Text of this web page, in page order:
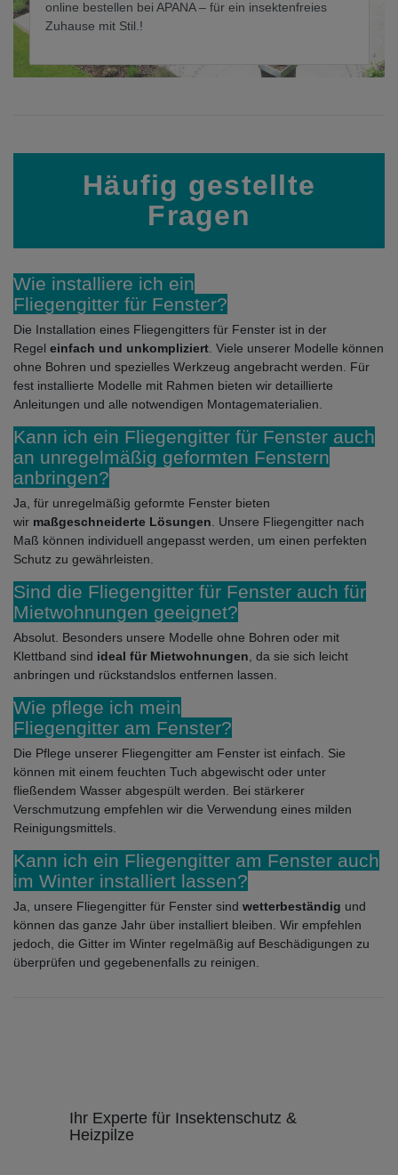
online bestellen bei APANA – für ein insektenfreies
Zuhause mit Stil.!
Häufig gestellte
Fragen
Wie installiere ich ein
Fliegengitter für Fenster?
Die Installation eines Fliegengitters für Fenster ist in der
Regel einfach und unkompliziert . Viele unserer Modelle können
ohne Bohren und spezielles Werkzeug angebracht werden. Für
fest installierte Modelle mit Rahmen bieten wir detaillierte
Anleitungen und alle notwendigen Montagematerialien.
Kann ich ein Fliegengitter für Fenster auch
an unregelmäßig geformten Fenstern
anbringen?
Ja, für unregelmäßig geformte Fenster bieten
wir maßgeschneiderte Lösungen . Unsere Fliegengitter nach
Maß können individuell angepasst werden, um einen perfekten
Schutz zu gewährleisten.
Sind die Fliegengitter für Fenster auch für
Mietwohnungen geeignet?
Absolut. Besonders unsere Modelle ohne Bohren oder mit
Klettband sind ideal für Mietwohnungen , da sie sich leicht
anbringen und rückstandslos entfernen lassen.
Wie pflege ich mein
Fliegengitter am Fenster?
Die Pflege unserer Fliegengitter am Fenster ist einfach. Sie
können mit einem feuchten Tuch abgewischt oder unter
fließendem Wasser abgespült werden. Bei stärkerer
Verschmutzung empfehlen wir die Verwendung eines milden
Reinigungsmittels.
Kann ich ein Fliegengitter am Fenster auch
im Winter installiert lassen?
Ja, unsere Fliegengitter für Fenster sind wetterbeständig und
können das ganze Jahr über installiert bleiben. Wir empfehlen
jedoch, die Gitter im Winter regelmäßig auf Beschädigungen zu
überprüfen und gegebenenfalls zu reinigen.
Ihr Experte für Insektenschutz &
Heizpilze